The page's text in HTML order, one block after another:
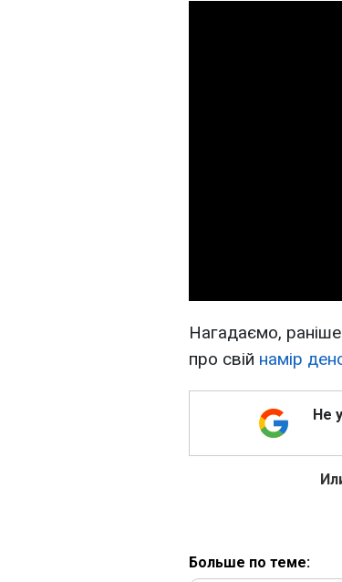
Нагадаємо,
про свій намір
Не
Больше по теме: